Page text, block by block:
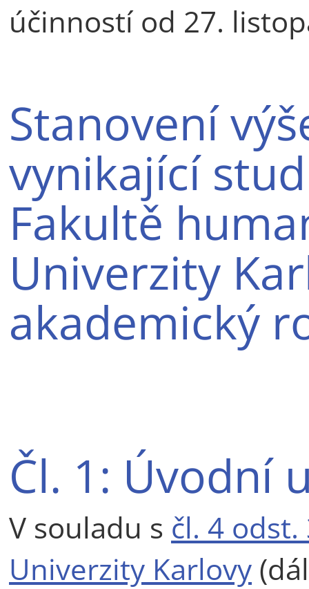
účinností od 27.
Stanovení
vynikající
Fakultě
Univerzity
akademický
Čl. 1: Úvodní
V souladu s čl. 4
Univerzity Karlovy